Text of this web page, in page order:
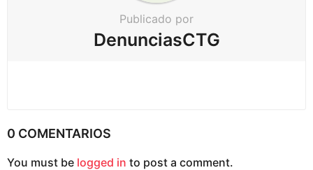
Publicado por
DenunciasCTG
0 COMENTARIOS
You must be logged in to post a comment.